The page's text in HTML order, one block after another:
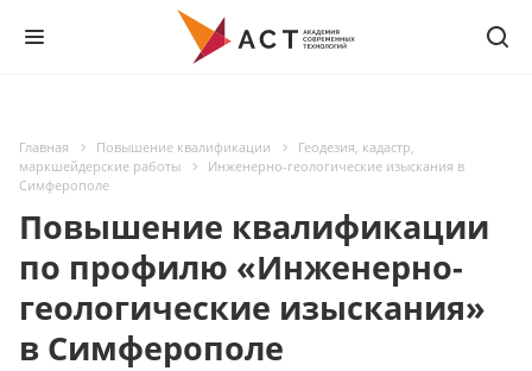
Главная Повышение квалификации
Геодезия, кадастр,
маркшейдерские работы
Инженерно-геологические изыскания в
Симферополе
Повышение квалификации
по профилю «Инженерно-
геологические изыскания»
в Симферополе